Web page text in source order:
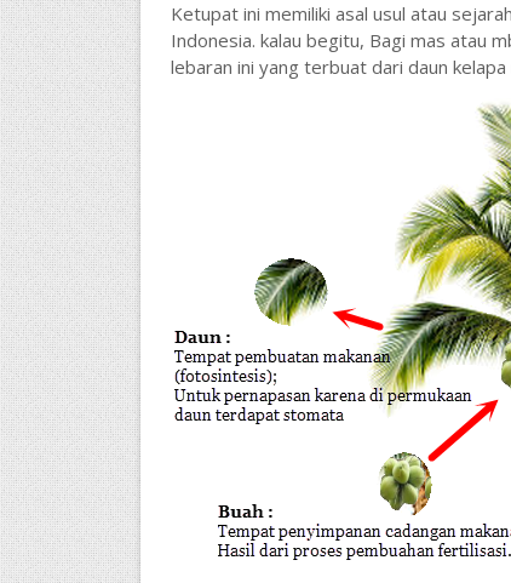
Ketupat ini memiliki asal usul atau
Indonesia. kalau begitu, Bagi mas atau
lebaran ini yang terbuat dari daun